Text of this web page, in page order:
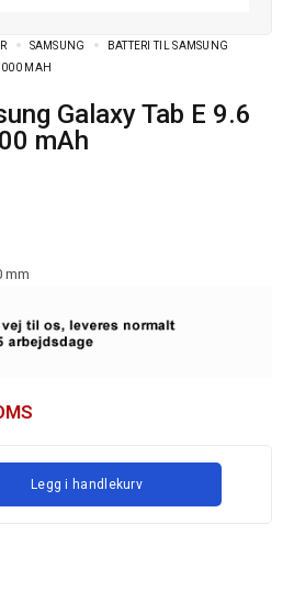
SAMSUNG
BATTERI TIL SAMSUNG
MAH
mAh
mm
Legg i handlekurv